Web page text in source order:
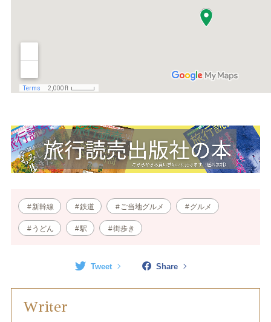
新幹線 鉄道 ご当地グルメ グルメ
うどん 駅 街歩き
Tweet Share
Writer